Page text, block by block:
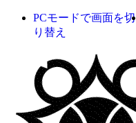
PCモードで画面を切
り替え